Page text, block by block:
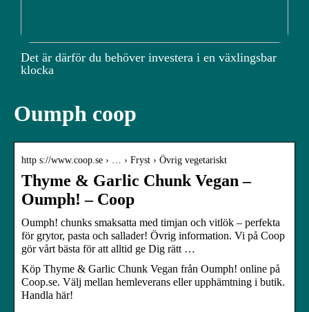
Det är därför du behöver investera i en växlingsbar
klocka
Oumph coop
http s://www.coop.se › … › Fryst › Övrig vegetariskt
Thyme & Garlic Chunk Vegan –
Oumph! – Coop
Oumph! chunks smaksatta med timjan och vitlök – perfekta
för grytor, pasta och sallader! Övrig information. Vi på Coop
gör vårt bästa för att alltid ge Dig rätt …
Köp Thyme & Garlic Chunk Vegan från Oumph! online på
Coop.se. Välj mellan hemleverans eller upphämtning i butik.
Handla här!